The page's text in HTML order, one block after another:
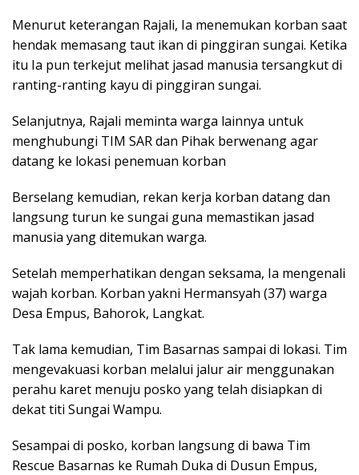
Menurut keterangan Rajali, Ia menemukan korban saat
hendak memasang taut ikan di pinggiran sungai. Ketika
itu Ia pun terkejut melihat jasad manusia tersangkut di
ranting-ranting kayu di pinggiran sungai.
Selanjutnya, Rajali meminta warga lainnya untuk
menghubungi TIM SAR dan Pihak berwenang agar
datang ke lokasi penemuan korban
Berselang kemudian, rekan kerja korban datang dan
langsung turun ke sungai guna memastikan jasad
manusia yang ditemukan warga.
Setelah memperhatikan dengan seksama, Ia mengenali
wajah korban. Korban yakni Hermansyah (37) warga
Desa Empus, Bahorok, Langkat.
Tak lama kemudian, Tim Basarnas sampai di lokasi. Tim
mengevakuasi korban melalui jalur air menggunakan
perahu karet menuju posko yang telah disiapkan di
dekat titi Sungai Wampu.
Sesampai di posko, korban langsung di bawa Tim
Rescue Basarnas ke Rumah Duka di Dusun Empus,